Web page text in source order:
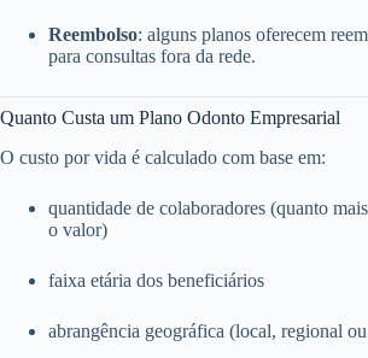
Reembolso: alguns planos oferecem
para consultas fora da rede.
Quanto Custa um Plano Odonto Empresarial
O custo por vida é calculado com base em:
quantidade de colaboradores (quanto
o valor)
faixa etária dos beneficiários
abrangência geográfica (local, regional